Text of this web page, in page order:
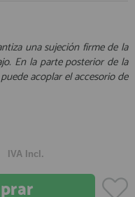
y ventajas de ser
de la Náutica
una sujeción firme de la
En la parte posterior de la
acoplar el accesorio de
IVA Incl.